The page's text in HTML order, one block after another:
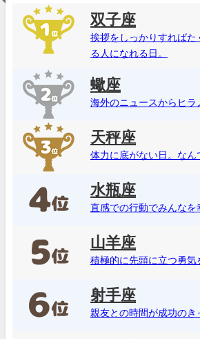
双子座
挨拶をしっかりすればた
る人になれる日。
蠍座
海外のニュースからヒラ
天秤座
体力に底がない日。なん
水瓶座
直感での行動でみんなを
山羊座
積極的に先頭に立つ勇気
射手座
親友との時間が成功のき